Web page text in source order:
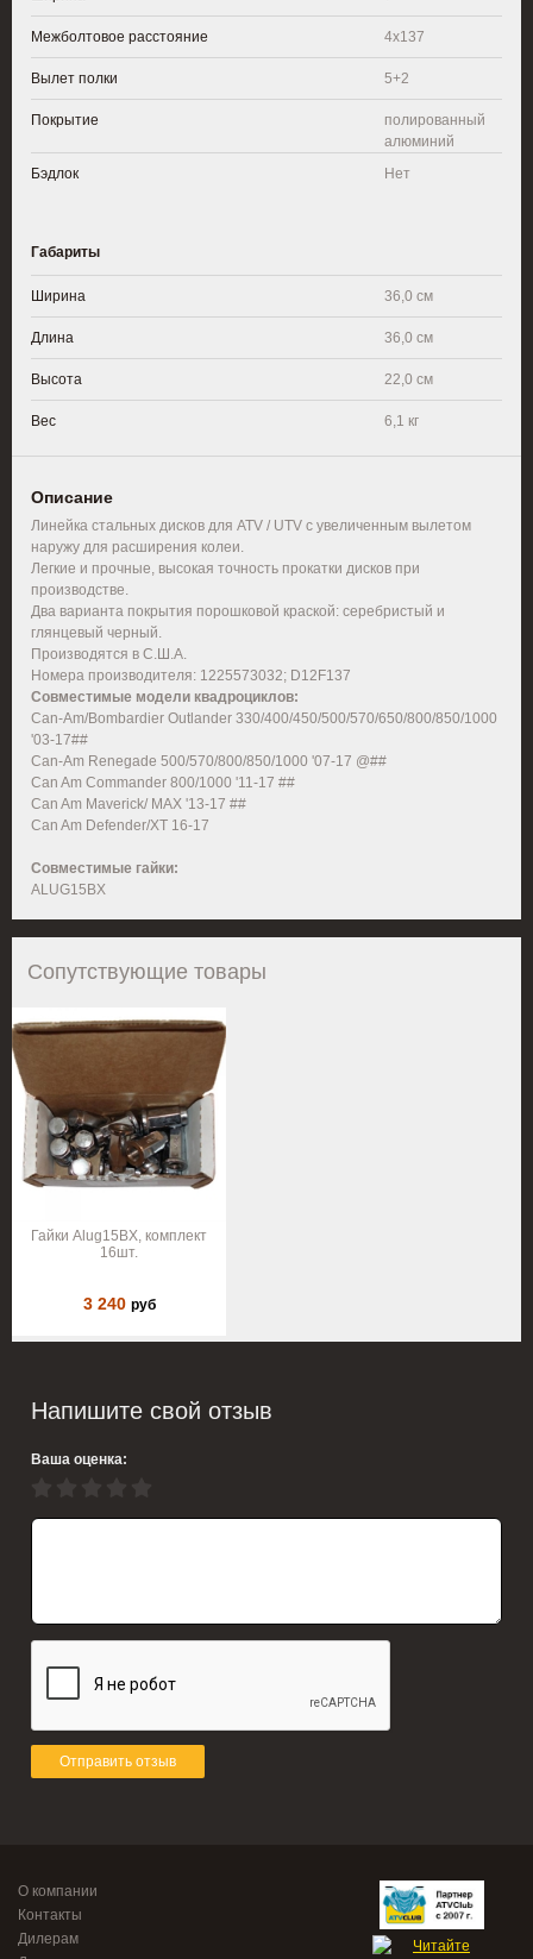
Межболтовое расстояние 4x137
Вылет полки 5+2
Покрытие
полированный
алюминий
Бэдлок
Нет
Габариты
Ширина 36,0 см
Длина 36,0 см
Высота 22,0 см
Вес 6,1 кг
Описание
Линейка стальных дисков для ATV / UTV с увеличенным вылетом
наружу для расширения колеи.
Легкие и прочные, высокая точность прокатки дисков при
производстве.
Два варианта покрытия порошковой краской: серебристый и
глянцевый черный.
Производятся в С.Ш.А.
Номера производителя: 1225573032; D12F137
Совместимые модели квадроциклов:
Can-Am/Bombardier Outlander 330/400/450/500/570/650/800/850/1000
'03-17##
Can-Am Renegade 500/570/800/850/1000 '07-17 @##
Can Am Commander 800/1000 '11-17 ##
Can Am Maverick/ MAX '13-17 ##
Can Am Defender/XT 16-17
Совместимые гайки:
ALUG15BX
Сопутствующие товары
Гайки Alug15BX, комплект
16шт.
3 240 руб
Напишите свой отзыв
Ваша оценка:
Отправить отзыв
О компании
Контакты
Дилерам